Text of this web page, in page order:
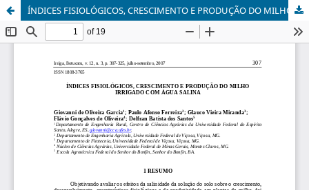
ÍNDICES FISIOLÓGICOS, CRESCIMENTO E PRODUÇÃO DO MILHO IRRIGADO COM ÁGUA SALINA